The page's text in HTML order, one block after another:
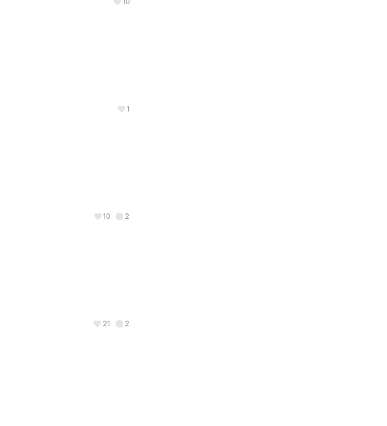
1
10 2
21 2